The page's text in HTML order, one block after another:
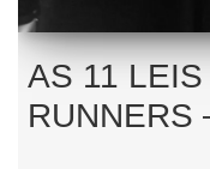
AS 11
RUNNERS